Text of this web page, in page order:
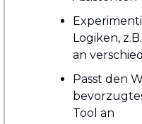
Logiken,
an
Passt den
Tool an